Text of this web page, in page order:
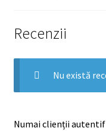
Recenzii
Nu există
Numai clienții